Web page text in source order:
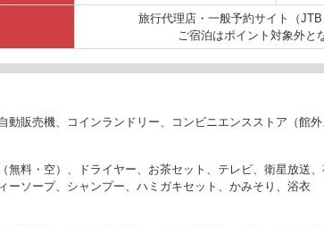
旅行代理店・一般予約サイト（
ご宿泊はポイント対象外と
動販売機、コインランドリー、コンビニエンスストア（館外
無料・空）、ドライヤー、お茶セット、テレビ、衛星放送
ーソープ、シャンプー、ハミガキセット、かみそり、浴衣